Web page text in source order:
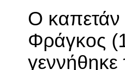
Ο καπετάν
Φράγκος